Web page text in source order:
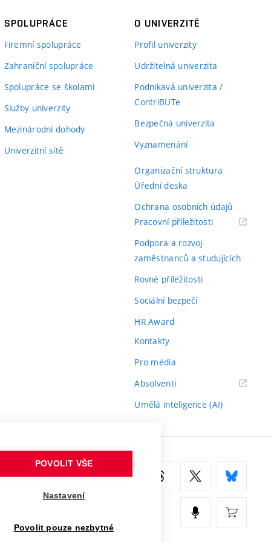
SPOLUPRÁCE
Firemní spolupráce
Zahraniční spolupráce
Spolupráce se školami
Služby univerzity
Mezinárodní dohody
Univerzitní sítě
O UNIVERZITĚ
Profil univerzity
Udržitelná univerzita
Podnikavá univerzita /
ContriBUTe
Bezpečná univerzita
Vyznamenání
Organizační struktura
Úřední deska
Ochrana osobních údajů
Pracovní příležitosti(externí
Podpora a rozvoj
zaměstnanců a studujících
Rovné příležitosti
Sociální bezpečí
HR Award
Kontakty
Pro média
Absolventi(externí
Umělá inteligence (AI)
POVOLIT VŠE
Nastavení
Povolit pouze nezbytné